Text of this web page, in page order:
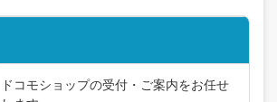
ドコモショップの受付・ご案内をお任せ